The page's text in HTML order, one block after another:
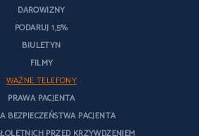
DAROWIZNY
PODARUJ 1,5%
BIULETYN
FILMY
WAŻNE TELEFONY
PRAWA PACJENTA
BEZPIECZEŃSTWA PACJENTA